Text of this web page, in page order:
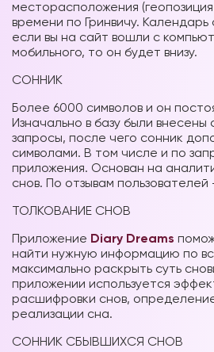
месторасположения
времени по Гринвичу.
если вы на сайт вошли с
мобильного, то он будет внизу.
СОННИК
Более 6000 символов и он
Изначально в базу были
запросы, после чего сонник
символами. В том числе и по
приложения. Основан на
снов. По отзывам
ТОЛКОВАНИЕ СНОВ
Приложение Diary Dreams
найти нужную информацию по
максимально раскрыть суть
приложении используется
расшифровки снов,
реализации сна.
СОННИК СБЫВШИХСЯ СНОВ